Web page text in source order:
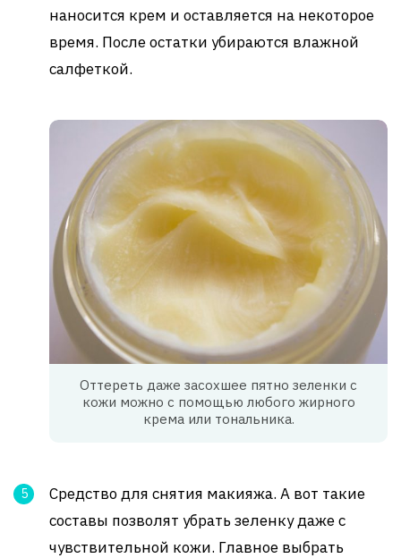
наносится крем и оставляется на некоторое
время. После остатки убираются влажной
салфеткой.
Оттереть даже засохшее пятно зеленки с
кожи можно с помощью любого жирного
крема или тональника.
Средство для снятия макияжа. А вот такие
составы позволят убрать зеленку даже с
чувствительной кожи. Главное выбрать